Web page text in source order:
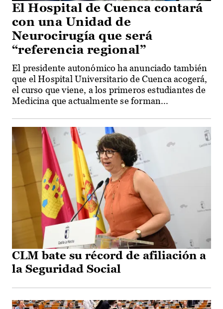
El Hospital de Cuenca contará
con una Unidad de
Neurocirugía que será
“referencia regional”
El presidente autonómico ha anunciado también
que el Hospital Universitario de Cuenca acogerá,
el curso que viene, a los primeros estudiantes de
Medicina que actualmente se forman...
CLM bate su récord de afiliación a
la Seguridad Social